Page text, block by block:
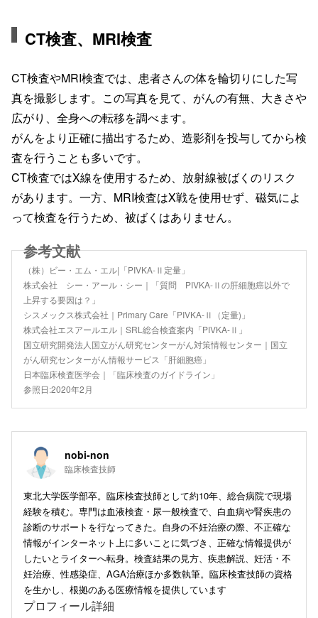
CT検査、MRI検査
CT検査やMRI検査では、患者さんの体を輪切りにした写
真を撮影します。この写真を見て、がんの有無、大きさや
広がり、全身への転移を調べます。
がんをより正確に描出するため、造影剤を投与してから検
査を行うことも多いです。
CT検査ではX線を使用するため、放射線被ばくのリスク
があります。一方、MRI検査はX戦を使用せず、磁気によ
って検査を行うため、被ばくはありません。
（株）ビー・エム・エル|「PIVKA-Ⅱ定量」
株式会社 シー・アール・シー｜「質問 PIVKA-Ⅱの肝細胞癌以外で
上昇する要因は？」
シスメックス株式会社｜Primary Care「PIVKA-Ⅱ（定量)」
株式会社エスアールエル｜SRL総合検査案内「PIVKA-Ⅱ」
国立研究開発法人国立がん研究センターがん対策情報センター｜国立
がん研究センターがん情報サービス「肝細胞癌」
日本臨床検査医学会｜「臨床検査のガイドライン」
参照日:2020年2月
nobi-non
臨床検査技師
東北大学医学部卒。臨床検査技師として約10年、総合病院で現場
経験を積む。専門は血液検査・尿一般検査で、白血病や腎疾患の
診断のサポートを行なってきた。自身の不妊治療の際、不正確な
情報がインターネット上に多いことに気づき、正確な情報提供が
したいとライターへ転身。検査結果の見方、疾患解説、妊活・不
妊治療、性感染症、AGA治療ほか多数執筆。臨床検査技師の資格
を生かし、根拠のある医療情報を提供しています
プロフィール詳細